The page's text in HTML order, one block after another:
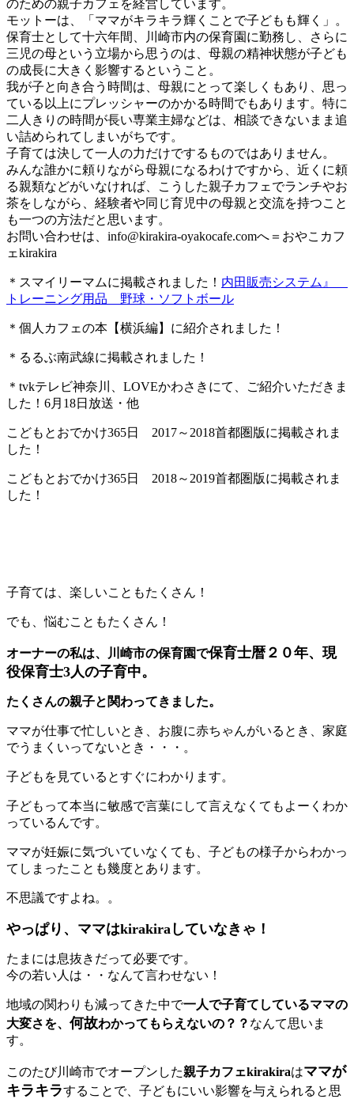
のための親子カフェを経営しています。
モットーは、「ママがキラキラ輝くことで子どもも輝く」。
保育士として十六年間、川崎市内の保育園に勤務し、さらに
三児の母という立場から思うのは、母親の精神状態が子ども
の成長に大きく影響するということ。
我が子と向き合う時間は、母親にとって楽しくもあり、思っ
ている以上にプレッシャーのかかる時間でもあります。特に
二人きりの時間が長い専業主婦などは、相談できないまま追
い詰められてしまいがちです。
子育ては決して一人の力だけでするものではありません。
みんな誰かに頼りながら母親になるわけですから、近くに頼
る親類などがいなければ、こうした親子カフェでランチやお
茶をしながら、経験者や同じ育児中の母親と交流を持つこと
も一つの方法だと思います。
お問い合わせは、 info@kirakira-oyakocafe.comへ＝おやこカフ
ェkirakira
＊スマイリーマムに掲載されました！ 内田販売システム』
トレーニング用品 野球・ソフトボール
＊個人カフェの本【横浜編】に紹介されました！
＊るるぶ南武線に掲載されました！
＊tvkテレビ神奈川、LOVEかわさきにて、ご紹介いただきま
した！6月18日放送・他
こどもとおでかけ365日 2017～2018首都圏版に掲載されま
した！
こどもとおでかけ365日 2018～2019首都圏版に掲載されま
した！
子育ては、楽しいこともたくさん！
でも、悩むこともたくさん！
オーナーの私は、川崎市の保育園で保育士暦２０年、現
役保育士3人の子育中。
たくさんの親子と関わってきました。
ママが仕事で忙しいとき、お腹に赤ちゃんがいるとき、家庭
でうまくいってないとき・・・。
子どもを見ているとすぐにわかります。
子どもって本当に敏感で言葉にして言えなくてもよーくわか
っているんです。
ママが妊娠に気づいていなくても、子どもの様子からわかっ
てしまったことも幾度とあります。
不思議ですよね。。
やっぱり、ママはkirakiraしていなきゃ！
たまには息抜きだって必要です。
今の若い人は・・なんて言わせない！
地域の関わりも減ってきた中で一人で子育てしているママの
大変さを、 何故わかってもらえないの？？ なんて思いま
す。
このたび川崎市でオープンした親子カフェkirakiraはママが
キラキラすることで、子どもにいい影響を与えられると思